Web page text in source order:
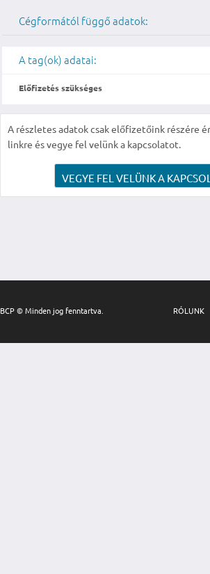
Cégformától függő adatok:
A tag(ok) adatai:
Előfizetés szükséges
A részletes adatok csak előfizetőink részére
linkre és vegye fel velünk a kapcsolatot.
VEGYE FEL VELÜNK A
BCP © Minden jog fenntartva. RÓLUNK